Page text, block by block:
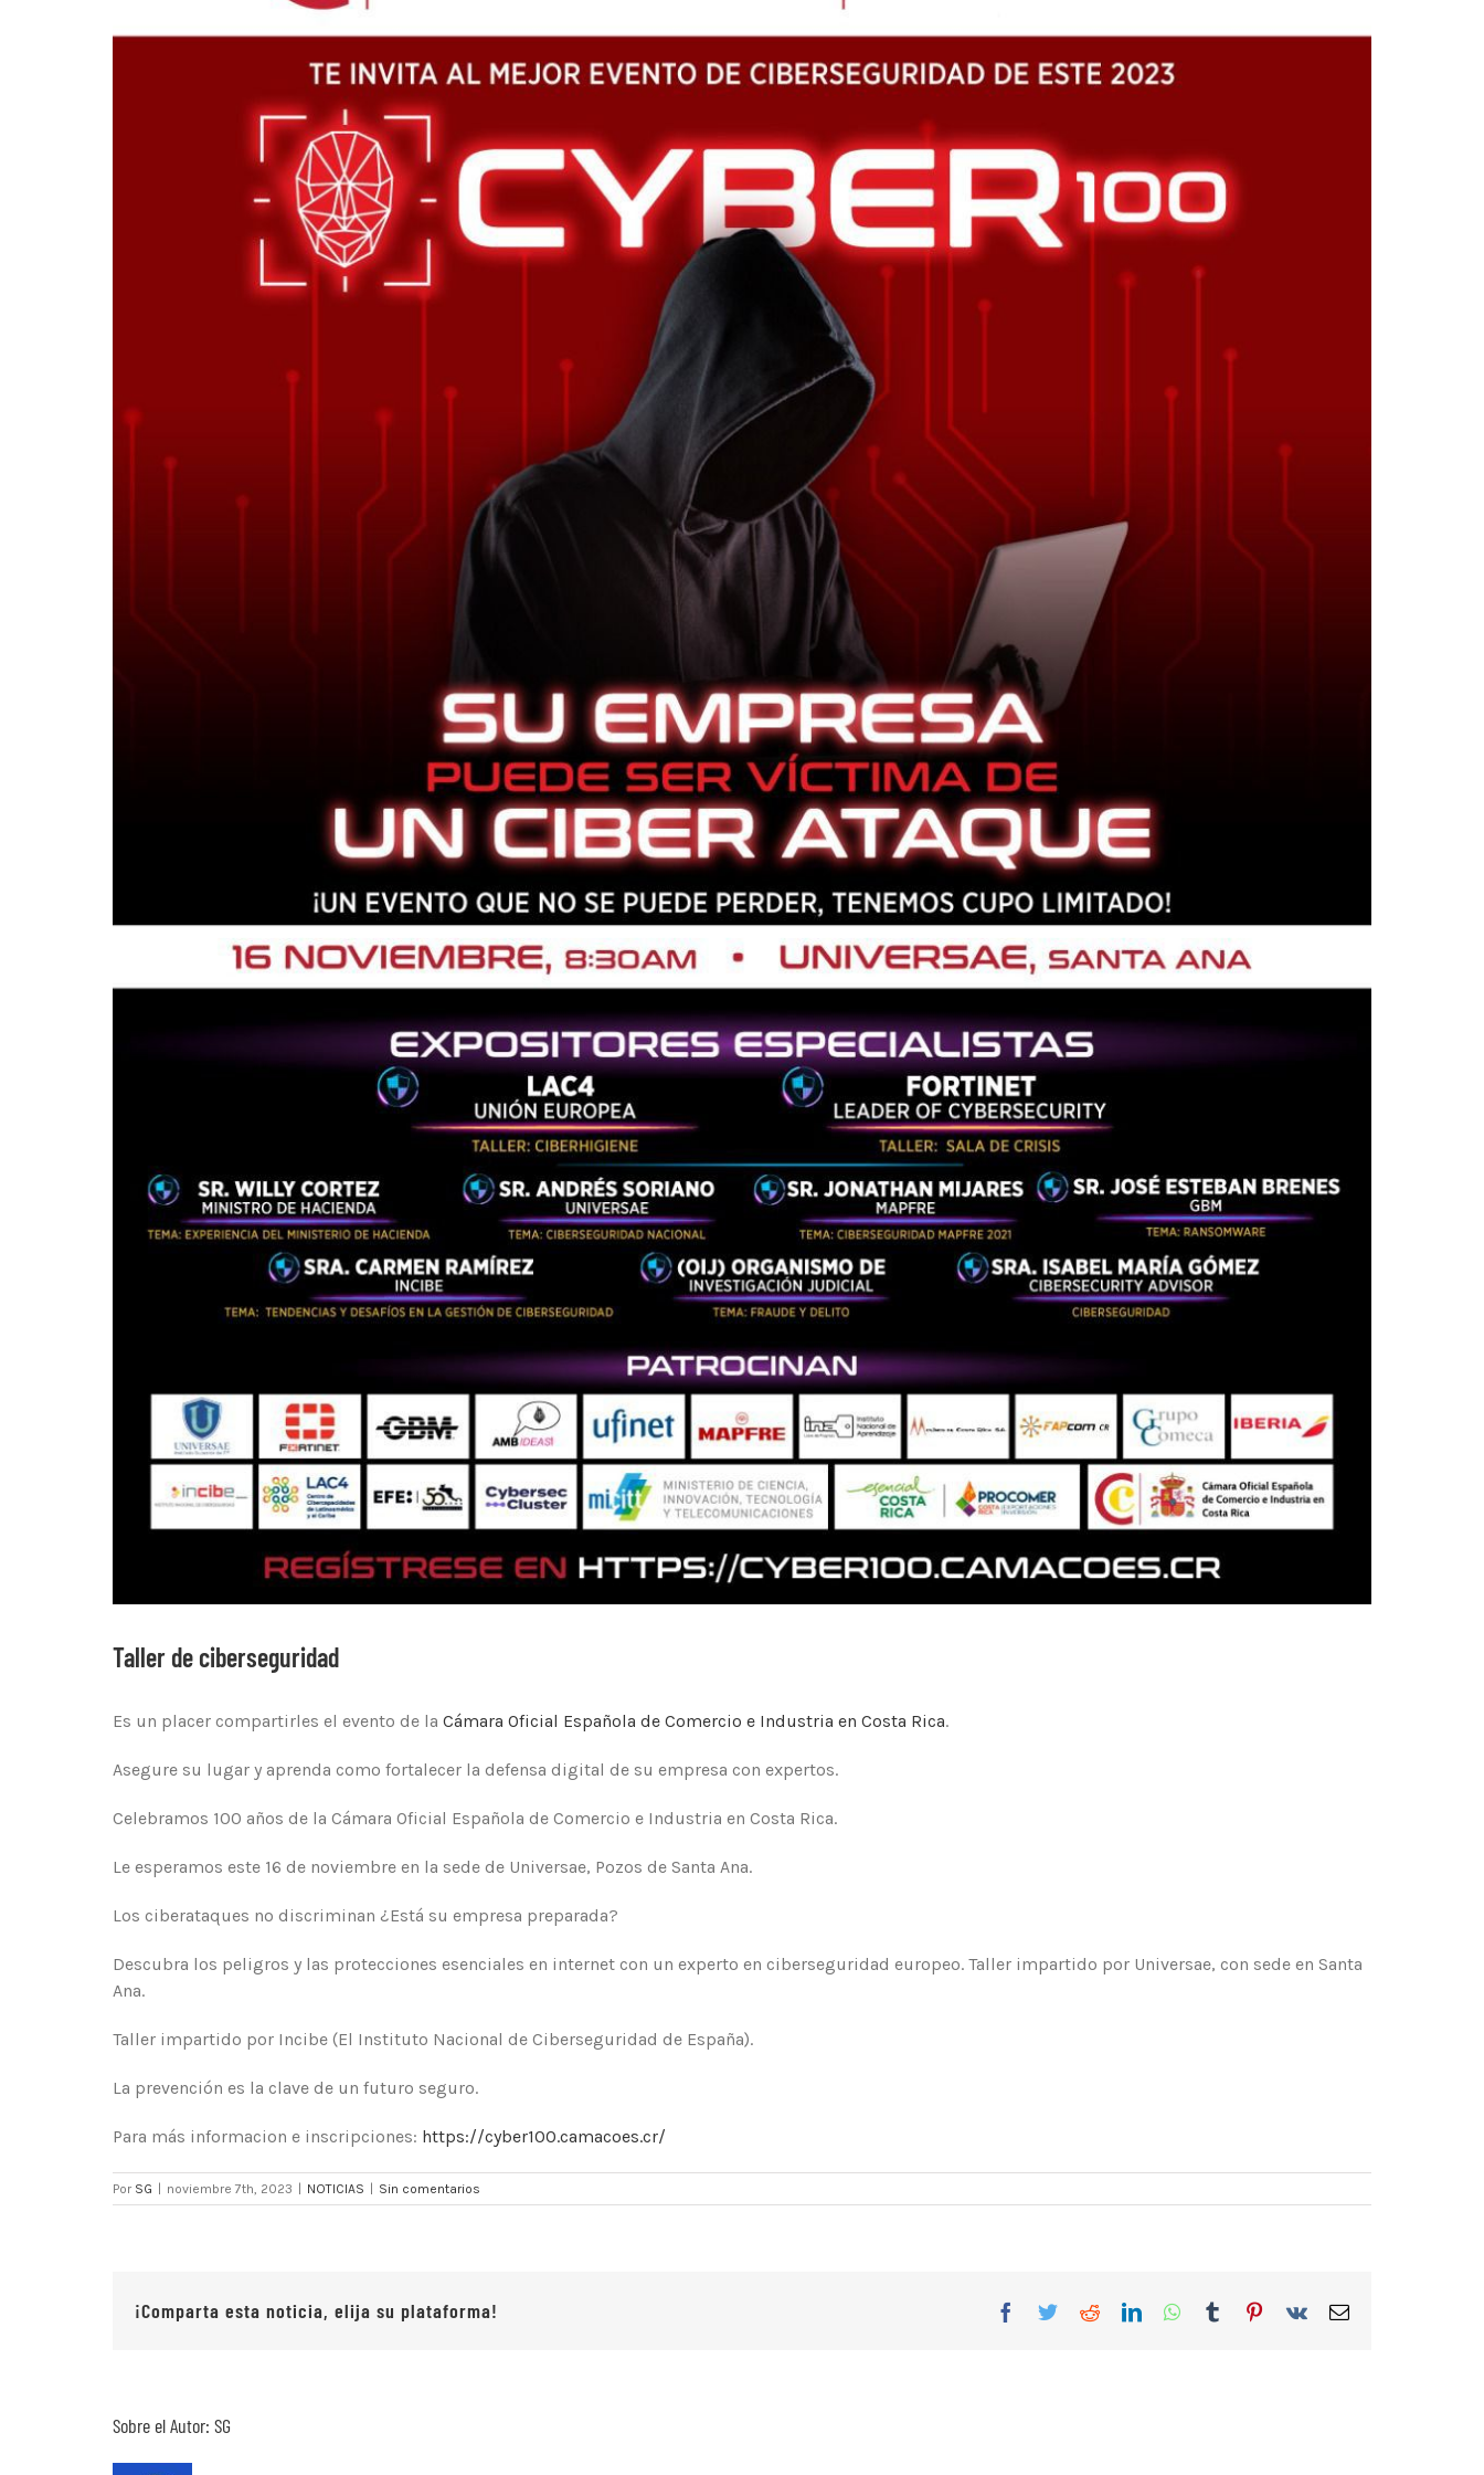
Taller de ciberseguridad
Es un placer compartirles el evento de la Cámara Oficial Española de Comercio e Industria en Costa Rica.
Asegure su lugar y aprenda como fortalecer la defensa digital de su empresa con expertos.
Celebramos 100 años de la Cámara Oficial Española de Comercio e Industria en Costa Rica.
Le esperamos este 16 de noviembre en la sede de Universae, Pozos de Santa Ana.
Los ciberataques no discriminan ¿Está su empresa preparada?
Descubra los peligros y las protecciones esenciales en internet con un experto en ciberseguridad europeo. Taller impartido por Universae, con sede en Santa
Ana.
Taller impartido por Incibe (El Instituto Nacional de Ciberseguridad de España).
La prevención es la clave de un futuro seguro.
Para más informacion e inscripciones: https://cyber100.camacoes.cr/
Por SG noviembre 7th, 2023 NOTICIAS Sin comentarios
¡Comparta esta noticia, elija su plataforma! Facebook
TwitterRedditLinkedInWhatsApp
TumblrPinterest
Vk
Correo
Sobre el Autor: SG